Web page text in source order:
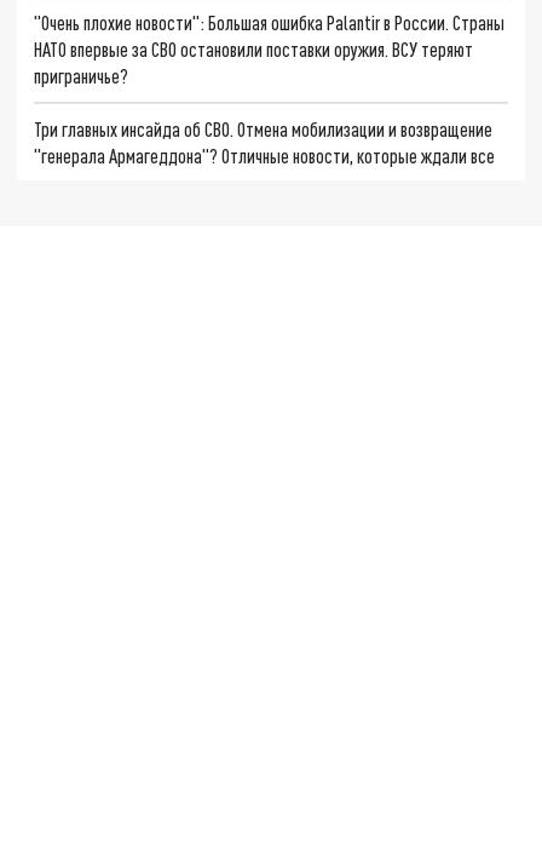
"Очень плохие новости": Большая ошибка Palantir в России. Страны
НАТО впервые за СВО остановили поставки оружия. ВСУ теряют
приграничье?
Три главных инсайда об СВО. Отмена мобилизации и возвращение
"генерала Армагеддона"? Отличные новости, которые ждали все